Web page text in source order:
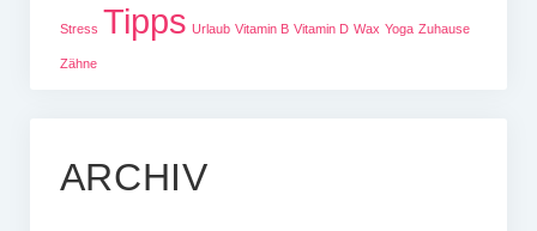
Stress Tipps Urlaub Vitamin B Vitamin D Wax Yoga Zuhause
Zähne
ARCHIV